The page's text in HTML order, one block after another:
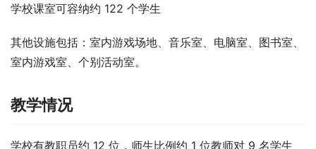
学校课室可容纳约 122 个学生
其他设施包括：室内游戏场地、音乐室、电脑室、图书室、
室内游戏室、个别活动室。
教学情况
学校有教职员约 12 位，师生比例约 1 位教师对 9 名学生